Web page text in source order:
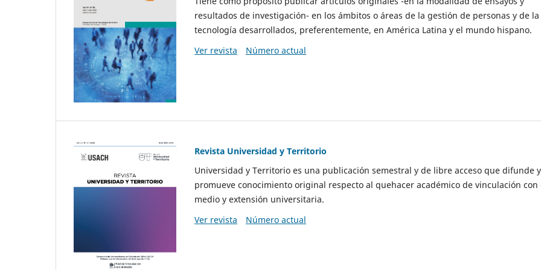
resultados de investigación- en los ámbitos o áreas de la gestión de personas y de la
tecnología desarrollados, preferentemente, en América Latina y el mundo hispano.
Ver revista
Número actual
Revista Universidad y Territorio
Universidad y Territorio es una publicación semestral y de libre acceso que difunde y
promueve conocimiento original respecto al quehacer académico de vinculación con
medio y extensión universitaria.
Ver revista
Número actual